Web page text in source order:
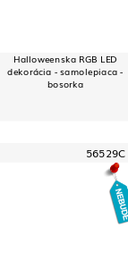
Halloweenska RGB LED
dekorácia - samolepiaca -
bosorka
56529C